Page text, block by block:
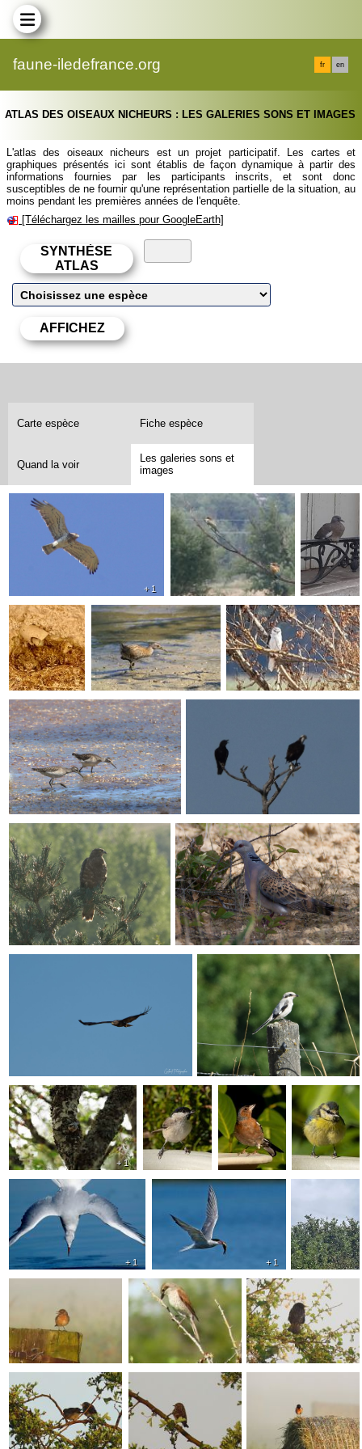
faune-iledefrance.org fr en
ATLAS DES OISEAUX NICHEURS : LES GALERIES SONS ET IMAGES
L'atlas des oiseaux nicheurs est un projet participatif. Les cartes et
graphiques présentés ici sont établis de façon dynamique à partir des
informations fournies par les participants inscrits, et sont donc
susceptibles de ne fournir qu'une représentation partielle de la situation, au
moins pendant les premières années de l'enquête.
[Téléchargez les mailles pour GoogleEarth]
Carte espèce Fiche espèce
Quand la voir
Les galeries sons et
images
+ 1
+ 1
+ 1 + 1